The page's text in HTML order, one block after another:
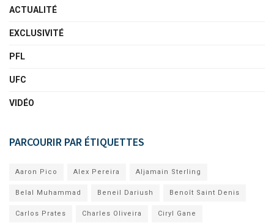
ACTUALITÉ
EXCLUSIVITÉ
PFL
UFC
VIDÉO
PARCOURIR PAR ÉTIQUETTES
Aaron Pico Alex Pereira Aljamain Sterling
Belal Muhammad Beneil Dariush Benoît Saint Denis
Carlos Prates Charles Oliveira Ciryl Gane